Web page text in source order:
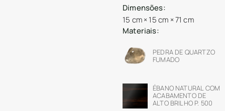
Dimensões:
15 cm × 15 cm × 71 cm
Materiais:
PEDRA DE QUARTZO
FUMADO
ÉBANO NATURAL COM
ACABAMENTO DE
ALTO BRILHO P. 500